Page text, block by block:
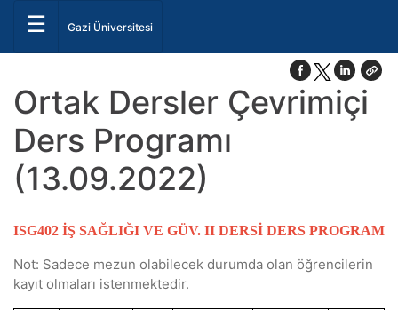
☰ Gazi Üniversitesi
Ortak Dersler Çevrimiçi
Ders Programı
(13.09.2022)
ISG402 İŞ SAĞLIĞI VE GÜV. II DERSİ DERS PROGRAM
Not: Sadece mezun olabilecek durumda olan öğrencilerin
kayıt olmaları istenmektedir.